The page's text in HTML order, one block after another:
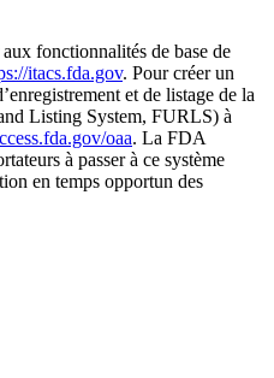
fonctionnalités de base de
itacs.fda.gov. Pour créer un
et de listage de la
Listing System, FURLS) à
oaa. La FDA
à passer à ce système
en temps opportun des